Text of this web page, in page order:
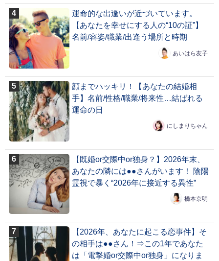
運命的な出逢いが近づいています。
【あなたを幸せにする人の“10の証”】
名前/容姿/職業/出逢う場所と時期
あいはら友子
顔までハッキリ！【あなたの結婚相
手】名前/性格/職業/将来性…結ばれる
運命の日
にしまりちゃん
【既婚or交際中or独身？】2026年末、
あなたの隣には●●さんがいます！ 陰陽
霊視で暴く“2026年に接近する異性”
橋本京明
【2026年、あなたに起こる恋事件】そ
の相手は●●さん！⇒この1年であなた
は「電撃婚or交際中or独身」になりま